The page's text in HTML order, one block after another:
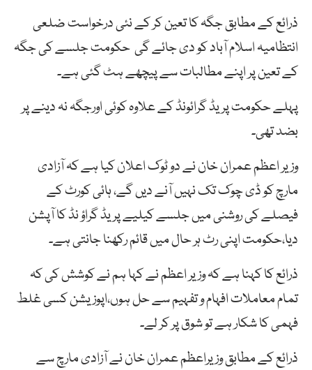
ذرائع کے مطابق جگہ کا تعین کر کے نئی درخواست ضلعی
انتظامیہ اسلام آباد کو دی جائے گی حکومت جلسے کی جگہ
کے تعین پر اپنے مطالبات سے پیچھے ہٹ گئی ہے۔
پہلے حکومت پریڈ گرائونڈ کے علاوہ کوئی اورجگہ نہ دینے پر
بضد تھی۔
وزیر اعظم عمران خان نے دو ٹوک اعلان کیا ہے کہ آزادی
مارچ کو ڈی چوک تک نہیں آنے دیں گے، ہائی کورٹ کے
فیصلے کی روشنی میں جلسے کیلیے پریڈ گراؤ نڈ کا آپشن
دیا،حکومت اپنی رٹ ہر حال میں قائم رکھنا جانتی ہے۔
‏ذرائع کا کہنا ہے کہ وزیر اعظم نے کہا ہم نے کوشش کی کہ
تمام معاملات افہام و تفہیم سے حل ہوں،اپوزیشن کسی غلط
فہمی کا شکار ہے تو شوق پر کر لے۔
ذرائع کے مطابق وزیراعظم عمران خان نے آزادی مارچ سے